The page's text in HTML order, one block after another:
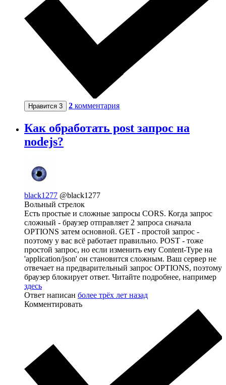
Нравится 3 2 комментария
Как обработать post запрос на
nodejs?
black1277 @black1277
Вольный стрелок
Есть простые и сложные запросы CORS. Когда запрос
сложный - браузер отправляет 2 запроса сначала
OPTIONS затем основной. GET - простой запрос -
поэтому у вас всё работает правильно. POST - тоже
простой запрос, но если изменить ему Content-Type на
'application/json' он становится сложным. Ваш сервер не
отвечает на предварительный запрос OPTIONS, поэтому
браузер блокирует ответ. Читайте подробнее, например
здесь
Ответ написан более трёх лет назад
Комментировать